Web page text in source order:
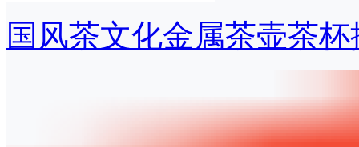
国风茶文化金属茶壶茶